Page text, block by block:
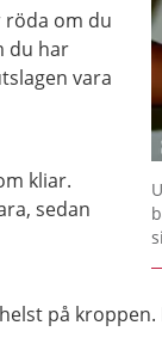
röda om du
du har
vara
kliar.
sedan
på